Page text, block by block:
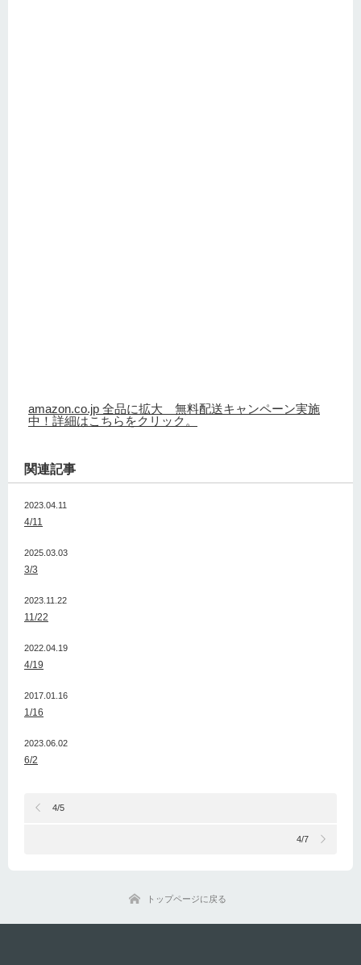
amazon.co.jp 全品に拡大 無料配送キャンペーン実施
中！詳細はこちらをクリック。
関連記事
2023.04.11
4/11
2025.03.03
3/3
2023.11.22
11/22
2022.04.19
4/19
2017.01.16
1/16
2023.06.02
6/2
4/5
4/7
トップページに戻る